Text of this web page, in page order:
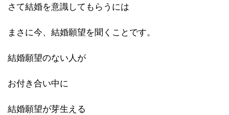
さて結婚を意識してもらうには
まさに今、結婚願望を聞くことです。
結婚願望のない人が
お付き合い中に
結婚願望が芽生える